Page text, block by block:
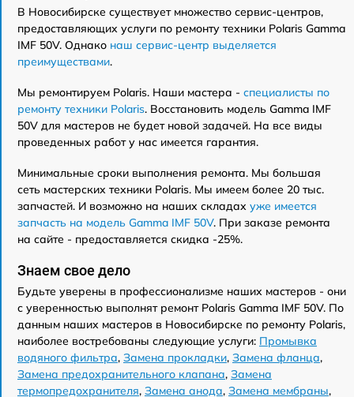
В Новосибирске существует множество сервис-центров,
предоставляющих услуги по ремонту техники Polaris Gamma
IMF 50V. Однако наш сервис-центр выделяется
преимуществами.
Мы ремонтируем Polaris. Наши мастера - специалисты по
ремонту техники Polaris. Восстановить модель Gamma IMF
50V для мастеров не будет новой задачей. На все виды
проведенных работ у нас имеется гарантия.
Минимальные сроки выполнения ремонта. Мы большая
сеть мастерских техники Polaris. Мы имеем более 20 тыс.
запчастей. И возможно на наших складах уже имеется
запчасть на модель Gamma IMF 50V. При заказе ремонта
на сайте - предоставляется скидка -25%.
Знаем свое дело
Будьте уверены в профессионализме наших мастеров - они
с уверенностью выполнят ремонт Polaris Gamma IMF 50V. По
данным наших мастеров в Новосибирске по ремонту Polaris,
наиболее востребованы следующие услуги: Промывка
водяного фильтра, Замена прокладки, Замена фланца,
Замена предохранительного клапана, Замена
термопредохранителя, Замена анода, Замена мембраны,